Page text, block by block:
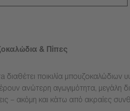
& Πίπες
διαθέτει ποικιλία μπουζοκαλώδιων
ανώτερη αγωγιμότητα, μεγάλη
– ακόμη και κάτω από ακραίες